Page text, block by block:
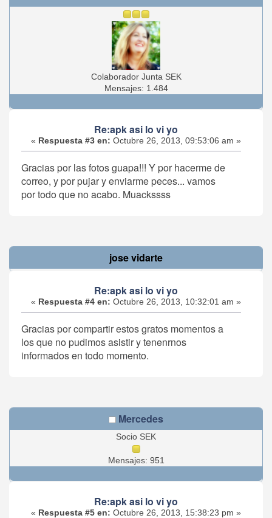
Colaborador Junta SEK
Mensajes: 1.484
Re:apk asi lo vi yo
« Respuesta #3 en: Octubre 26, 2013, 09:53:06 am »
Gracias por las fotos guapa!!! Y por hacerme de
correo, y por pujar y enviarme peces... vamos
por todo que no acabo. Muackssss
jose vidarte
Re:apk asi lo vi yo
« Respuesta #4 en: Octubre 26, 2013, 10:32:01 am »
Gracias por compartir estos gratos momentos a
los que no pudimos asistir y tenenrnos
informados en todo momento.
Mercedes
Socio SEK
Mensajes: 951
Re:apk asi lo vi yo
« Respuesta #5 en: Octubre 26, 2013, 15:38:23 pm »